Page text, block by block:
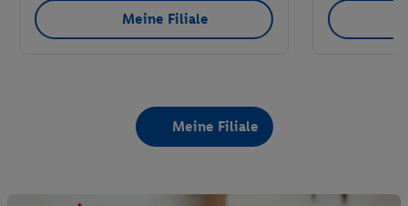
Meine Filiale
Meine Filiale